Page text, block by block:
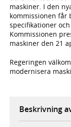
maskiner. I den
kommissionen får
specifikationer
Kommissionen
maskiner den 21
Regeringen
modernisera
Beskrivning